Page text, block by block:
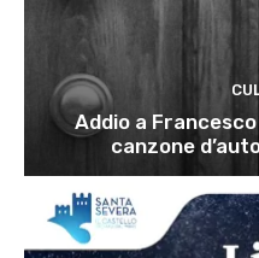
Addio a
canzone